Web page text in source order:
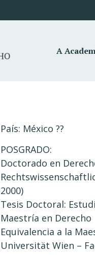
A
País: México ??
POSGRADO:
Doctorado en
2000)
Tesis Doctoral:
Maestría en Derecho
Equivalencia a la
Universität Wien –